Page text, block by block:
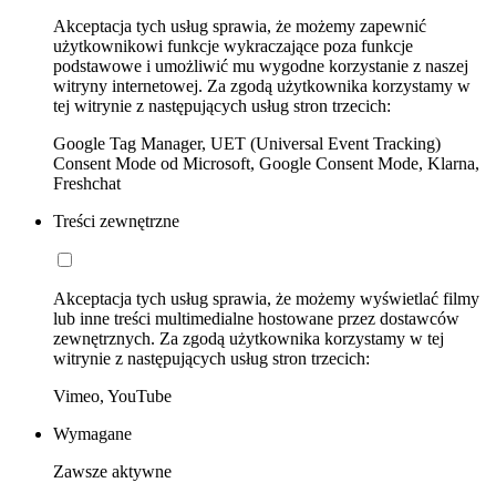
Akceptacja tych usług sprawia, że możemy zapewnić
użytkownikowi funkcje wykraczające poza funkcje
podstawowe i umożliwić mu wygodne korzystanie z naszej
witryny internetowej. Za zgodą użytkownika korzystamy w
tej witrynie z następujących usług stron trzecich:
Google Tag Manager, UET (Universal Event Tracking)
Consent Mode od Microsoft, Google Consent Mode, Klarna,
Freshchat
Treści zewnętrzne
Akceptacja tych usług sprawia, że możemy wyświetlać filmy
lub inne treści multimedialne hostowane przez dostawców
zewnętrznych. Za zgodą użytkownika korzystamy w tej
witrynie z następujących usług stron trzecich:
Vimeo, YouTube
Wymagane
Zawsze aktywne